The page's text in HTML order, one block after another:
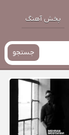
پخش آهنگ
جستجو